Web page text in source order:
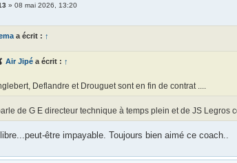
»08 mai 2026, 13:20
a écrit : ↑
Air Jipé a écrit : ↑
Deflandre et Drouguet sont en fin de contrat ....
de G E directeur technique à temps plein et de JS Legros
être impayable. Toujours bien aimé ce coach..